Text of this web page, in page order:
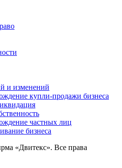
и изменений
купли-продажи бизнеса
частных лиц
бизнеса
«Двитекс». Все права